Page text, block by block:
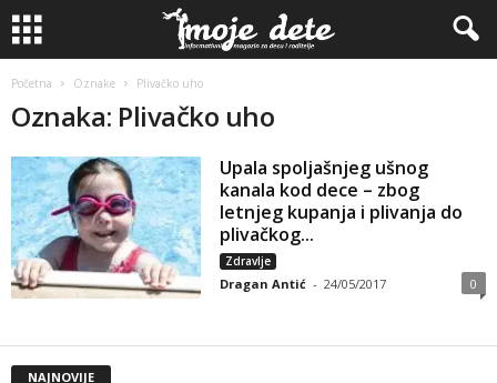
Početna Oznake Plivačko uho
Oznaka: Plivačko uho
Upala spoljašnjeg ušnog
kanala kod dece – zbog
letnjeg kupanja i plivanja do
plivačkog...
Zdravlje
Dragan Antić - 24/05/2017 0
NAJNOVIJE